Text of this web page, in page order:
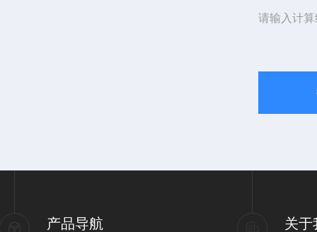
请输入计
产品导航 关于